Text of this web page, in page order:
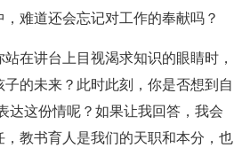
难道还会忘记对工作的奉献吗？
在讲台上目视渴求知识的眼睛时，
的未来？此时此刻，你是否想到自
达这份情呢？如果让我回答，我会
教书育人是我们的天职和本分，也